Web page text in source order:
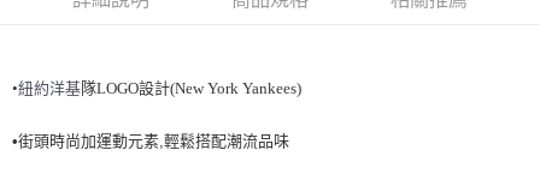
全家取貨<不支援離島取退>
7-11取貨付款<未取貨列黑名單/不支援離島取退>
•紐約洋基隊LOGO設計(New York Yankees)
•街頭時尚加運動元素,輕鬆搭配潮流品味